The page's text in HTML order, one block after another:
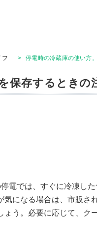
フ > 停電時の冷蔵庫の使い方
保存するときの
電では、すぐに冷凍し
になる場合は、市販さ
う。必要に応じて、ク